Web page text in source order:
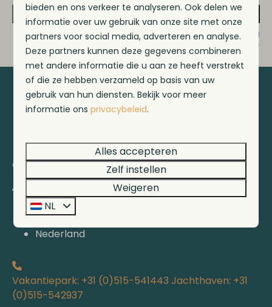
Inschrijven
Beveiligd door reCaptcha, privacybeleidenservicevoorwaarden
zijn van toepassing.
Veilig betalen
Contact
Suderséleane 29
8711 GX Workum
Friesland
Nederland
Vakantiepark: +31 (0)515-541443 Jachthaven: +31
(0)515-542937
bieden en ons verkeer te analyseren. Ook delen we
informatie over uw gebruik van onze site met onze
partners voor social media, adverteren en analyse.
Deze partners kunnen deze gegevens combineren
met andere informatie die u aan ze heeft verstrekt
of die ze hebben verzameld op basis van uw
gebruik van hun diensten. Bekijk voor meer
informatie onsprivacybeleid.
Alles accepteren
Zelf instellen
Weigeren
NL